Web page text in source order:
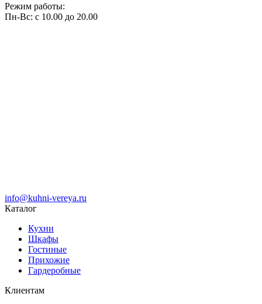
Режим работы:
Пн-Вс: с 10.00 до 20.00
info@kuhni-vereya.ru
Каталог
Кухни
Шкафы
Гостиные
Прихожие
Гардеробные
Клиентам